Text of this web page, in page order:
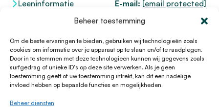
Beheer toestemming
Om de beste ervaringen te bieden, gebruiken wij technologieën zoals
cookies om informatie over je apparaat op te slaan en/of te raadplegen.
Door in te stemmen met deze technologieën kunnen wij gegevens zoals
surfgedrag of unieke ID's op deze site verwerken. Als je geen
toestemming geeft of uw toestemming intrekt, kan dit een nadelige
invloed hebben op bepaalde functies en mogelijkheden.
Beheer diensten
Leeninformatie
E-mail: [email protected]
KvK 76100200
12047091
Kifid 300.017942
© 1996 - 2026 Lening.nl
Privacy Policy